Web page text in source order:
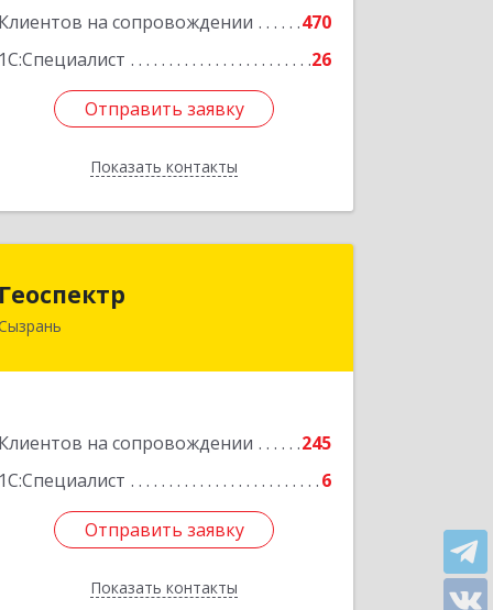
Клиентов на сопровождении
470
1С:Специалист
26
Отправить заявку
Показать контакты
Отправить заявку
Назад
Геоспектр
Клиентов на сопровождении
245
1С:Специалист
6
Отправить заявку
Показать контакты
446001, Самарская обл, Сызрань г,
Отправить заявку
Назад